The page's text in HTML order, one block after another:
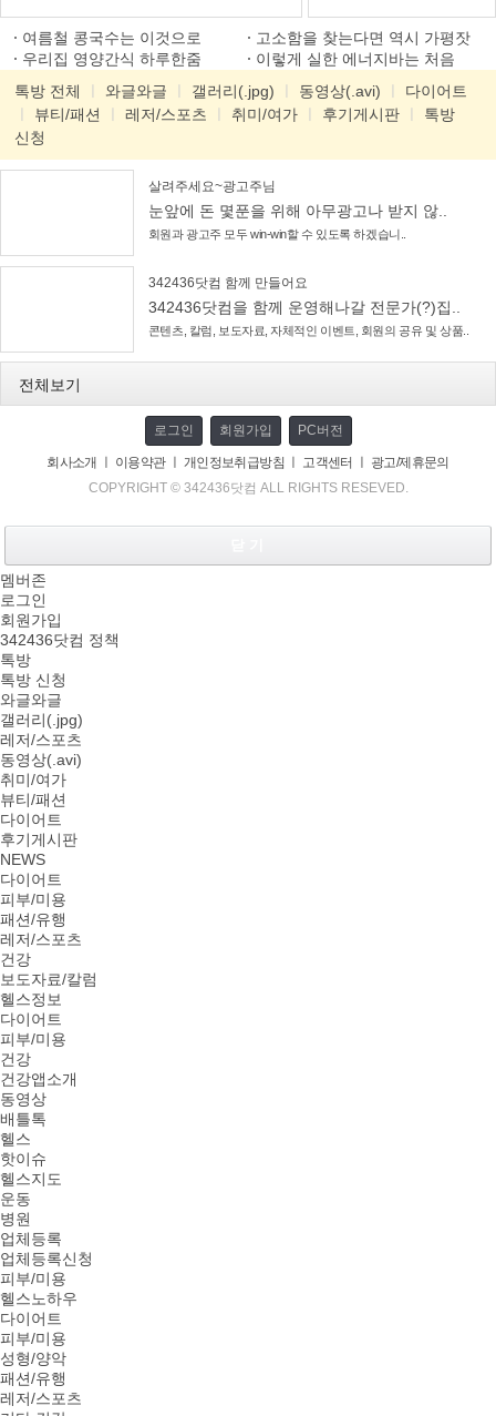
여름철 콩국수는 이것으로
고소함을 찾는다면 역시 가평잣
우리집 영양간식 하루한줌
이렇게 실한 에너지바는 처음
톡방 전체
와글와글 갤러리(.jpg) 동영상(.avi)
다이어트
뷰티/패션 레저/스포츠 취미/여가 후기게시판
톡방
신청
살려주세요~광고주님
눈앞에 돈 몇푼을 위해 아무광고나 받지 않..
회원과 광고주 모두 win-win할 수 있도록 하겠습니..
342436닷컴 함께 만들어요
342436닷컴을 함께 운영해나갈 전문가(?)집..
콘텐츠, 칼럼, 보도자료, 자체적인 이벤트, 회원의 공유 및 상품..
전체보기
로그인 회원가입 PC버전
회사소개 이용약관ㅣ 개인정보취급방침 고객센터
광고/제휴문의
COPYRIGHT © 342436닷컴 ALL RIGHTS RESEVED.
멤버존
로그인
회원가입
342436닷컴 정책
톡방
톡방 신청
와글와글
갤러리(.jpg)
레저/스포츠
동영상(.avi)
취미/여가
뷰티/패션
다이어트
후기게시판
NEWS
다이어트
피부/미용
패션/유행
레저/스포츠
건강
보도자료/칼럼
헬스정보
다이어트
피부/미용
건강
건강앱소개
동영상
배틀톡
헬스
핫이슈
헬스지도
운동
병원
업체등록
업체등록신청
피부/미용
헬스노하우
다이어트
피부/미용
성형/양악
패션/유행
레저/스포츠